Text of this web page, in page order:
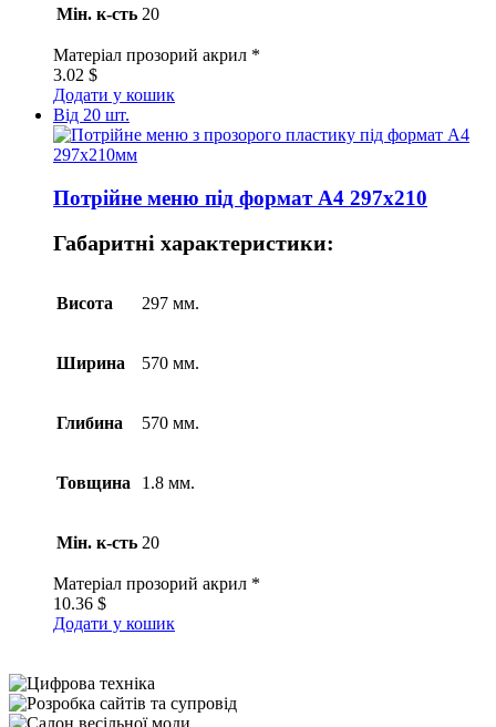
Мін. к-сть 20
Матеріал прозорий акрил *
3.02 $
Додати у кошик
Від 20 шт.
Потрійне меню під формат А4 297х210
Габаритні характеристики:
Висота 297 мм.
Ширина 570 мм.
Глибина 570 мм.
Товщина 1.8 мм.
Мін. к-сть 20
Матеріал прозорий акрил *
10.36 $
Додати у кошик